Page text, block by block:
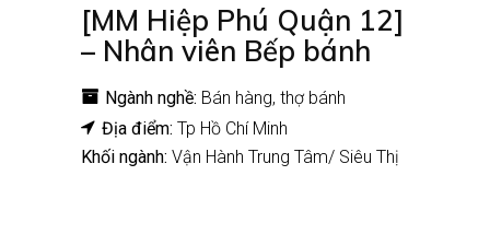
[MM Hiệp Phú Quận 12]
– Nhân viên Bếp bánh
Ngành nghề: Bán hàng thợ bánh
Địa điểm: Tp Hồ Chí Minh
Khối ngành: Vận Hành Trung Tâm/ Siêu Thị